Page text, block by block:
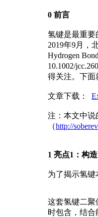
0 前言
氢键是最重要
2019年9月，
Hydrogen
10.1002/
得关注。下面
文章下载：
注：本文中说
（http://
1 亮点1：构
为了揭示氢
这套氢键二聚
时包含，结